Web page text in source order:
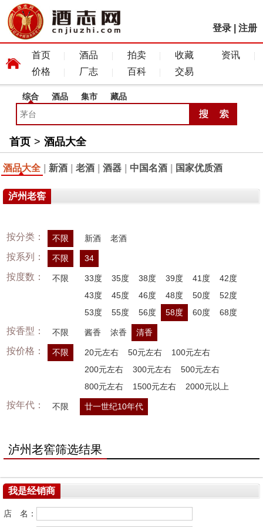
登录 注册
首页 酒品 拍卖 收藏
资讯
价格
厂志 百科 交易
综合 酒品 集市 藏品
首页 > 酒品大全
酒品大全 新酒 老酒 酒器 中国名酒 国家优质酒
泸州老窖
按分类： 不限 新酒 老酒
按系列： 不限 34
按度数： 不限 33度 35度 38度 39度 41度
42度
43度
45度 46度 48度 50度
52度
53度
55度 56度 58度 60度 68度
按香型： 不限 酱香 浓香 清香
按价格： 不限 20元左右 50元左右
100元左右
200元左右
300元左右
500元左右
800元左右
1500元左右 2000元以上
按年代： 不限 廿一世纪10年代
泸州老窖筛选结果
我是经销商
店 名：